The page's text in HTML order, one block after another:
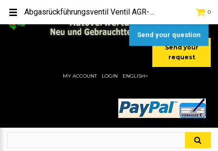
[+49] (0) 2232-5205
[+49] (0) 177 / 4080033
Send your
request
0
MY ACCOUNT LOGIN ENGLISH
Abgasrückführungsventil Ventil AGR-Ventil Opel Agila Pierburg GM 02T177 9157671
Send your question